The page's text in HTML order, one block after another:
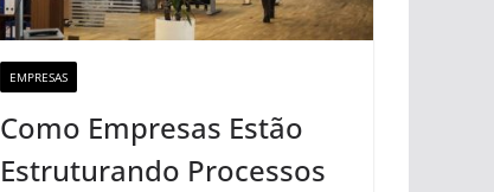
EMPRESAS
Como Empresas Estão
Estruturando Processos